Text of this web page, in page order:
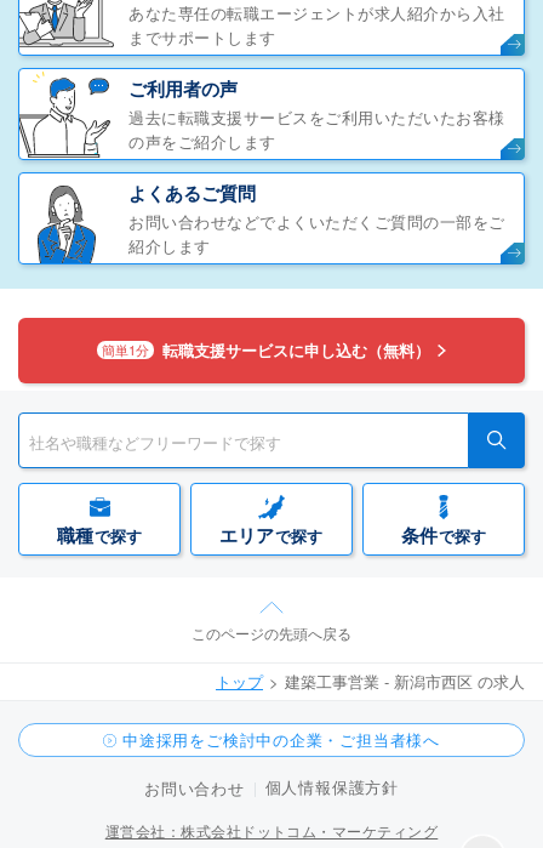
あなた専任の転職エージェントが求人紹介から入社
までサポートします
ご利用者の声
過去に転職支援サービスをご利用いただいたお客様
の声をご紹介します
よくあるご質問
お問い合わせなどでよくいただくご質問の一部をご
紹介します
簡単1分 転職支援サービスに申し込む（無料）
職種で探す エリアで探す 条件で探す
このページの先頭へ戻る
トップ 建築工事営業 - 新潟市西区 の求人
中途採用をご検討中の企業・ご担当者様へ
お問い合わせ 個人情報保護方針
運営会社：株式会社ドットコム・マーケティング